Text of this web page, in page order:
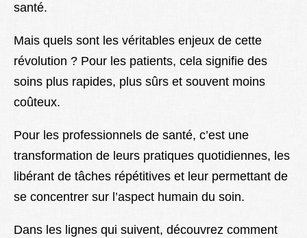
santé.
Mais quels sont les véritables enjeux de cette
révolution ? Pour les patients, cela signifie des
soins plus rapides, plus sûrs et souvent moins
coûteux.
Pour les professionnels de santé, c’est une
transformation de leurs pratiques quotidiennes, les
libérant de tâches répétitives et leur permettant de
se concentrer sur l’aspect humain du soin.
Dans les lignes qui suivent, découvrez comment